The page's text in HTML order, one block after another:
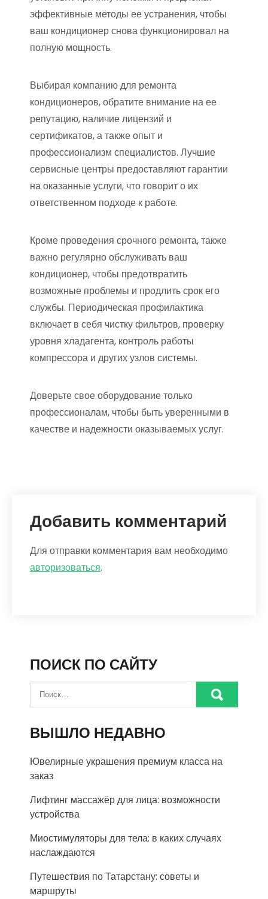
эффективные методы ее устранения, чтобы
ваш кондиционер снова функционировал на
полную мощность.
Выбирая компанию для ремонта
кондиционеров, обратите внимание на ее
репутацию, наличие лицензий и
сертификатов, а также опыт и
профессионализм специалистов. Лучшие
сервисные центры предоставляют гарантии
на оказанные услуги, что говорит о их
ответственном подходе к работе.
Кроме проведения срочного ремонта, также
важно регулярно обслуживать ваш
кондиционер, чтобы предотвратить
возможные проблемы и продлить срок его
службы. Периодическая профилактика
включает в себя чистку фильтров, проверку
уровня хладагента, контроль работы
компрессора и других узлов системы.
Доверьте свое оборудование только
профессионалам, чтобы быть уверенными в
качестве и надежности оказываемых услуг.
Добавить комментарий
Для отправки комментария вам необходимо
авторизоваться.
ПОИСК ПО САЙТУ
ВЫШЛО НЕДАВНО
Ювелирные украшения премиум класса на
заказ
Лифтинг массажёр для лица: возможности
устройства
Миостимуляторы для тела: в каких случаях
наслаждаются
Путешествия по Татарстану: советы и
маршруты